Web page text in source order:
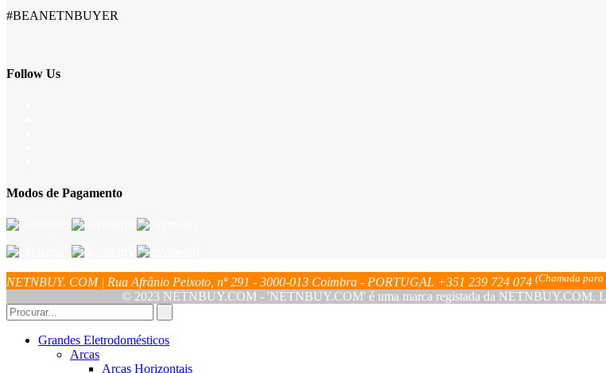
#BEANETNBUYER
Follow Us
Modos de Pagamento
NETNBUY. COM | Rua Afrânio Peixoto, nº 291 - 3000-013 Coimbra - PORTUGAL +351 239 724 074 (Chamada
© 2023 NETNBUY.COM - 'NETNBUY.COM' é uma marca registada da NETNBUY.COM,
Grandes Eletrodomésticos
Arcas
Arcas Horizontais